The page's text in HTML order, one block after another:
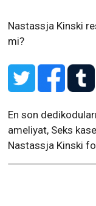
Nastassja Kinski
mi?
En son
ameliyat, Seks
Nastassja Kinski